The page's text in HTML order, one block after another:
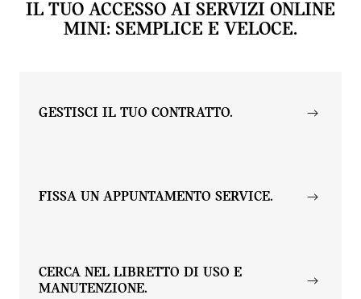
IL TUO ACCESSO AI SERVIZI ONLINE
MINI: SEMPLICE E VELOCE.
GESTISCI IL TUO CONTRATTO.
FISSA UN APPUNTAMENTO SERVICE.
CERCA NEL LIBRETTO DI USO E
MANUTENZIONE.